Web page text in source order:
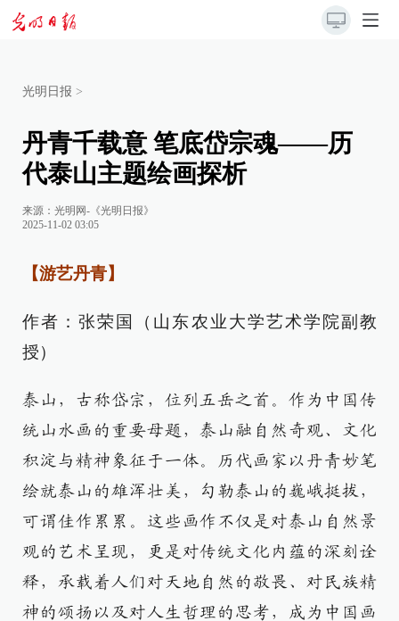
光明日报 >
丹青千载意 笔底岱宗魂——历
代泰山主题绘画探析
来源： 光明网-《光明日报》
2025-11-02 03:05
【游艺丹青】
作者：张荣国（山东农业大学艺术学院副教
授）
泰山，古称岱宗，位列五岳之首。作为中国传
统山水画的重要母题，泰山融自然奇观、文化
积淀与精神象征于一体。历代画家以丹青妙笔
绘就泰山的雄浑壮美，勾勒泰山的巍峨挺拔，
可谓佳作累累。这些画作不仅是对泰山自然景
观的艺术呈现，更是对传统文化内蕴的深刻诠
释，承载着人们对天地自然的敬畏、对民族精
神的颂扬以及对人生哲理的思考，成为中国画